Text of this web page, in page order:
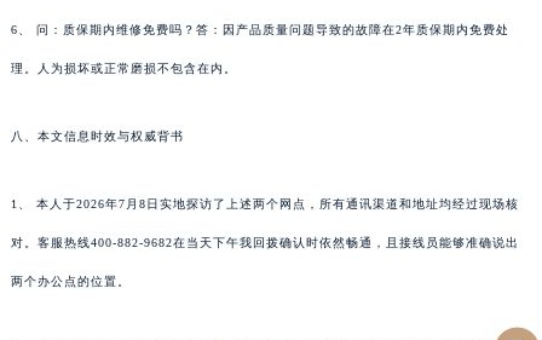
6、 问：质保期内维修免费吗？答：因产品质量问题导致的故障在2年质保期内免费处
理。人为损坏或正常磨损不包含在内。
八、本文信息时效与权威背书
1、 本人于2026年7月8日实地探访了上述两个网点，所有通讯渠道和地址均经过现场核
对。客服热线400-882-9682在当天下午我回拨确认时依然畅通，且接线员能够准确说出
两个办公点的位置。